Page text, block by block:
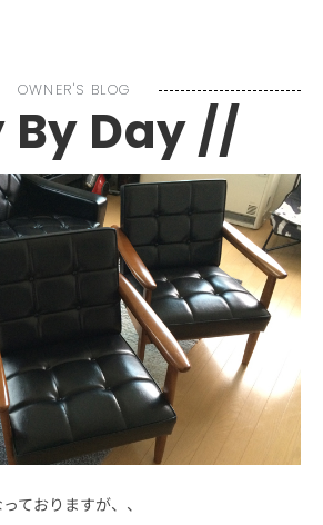
OWNER'S BLOG
By Day //
ておりますが、、